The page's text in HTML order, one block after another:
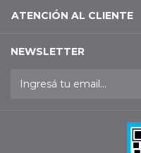
ATENCIÓN AL CLIENTE
NEWSLETTER